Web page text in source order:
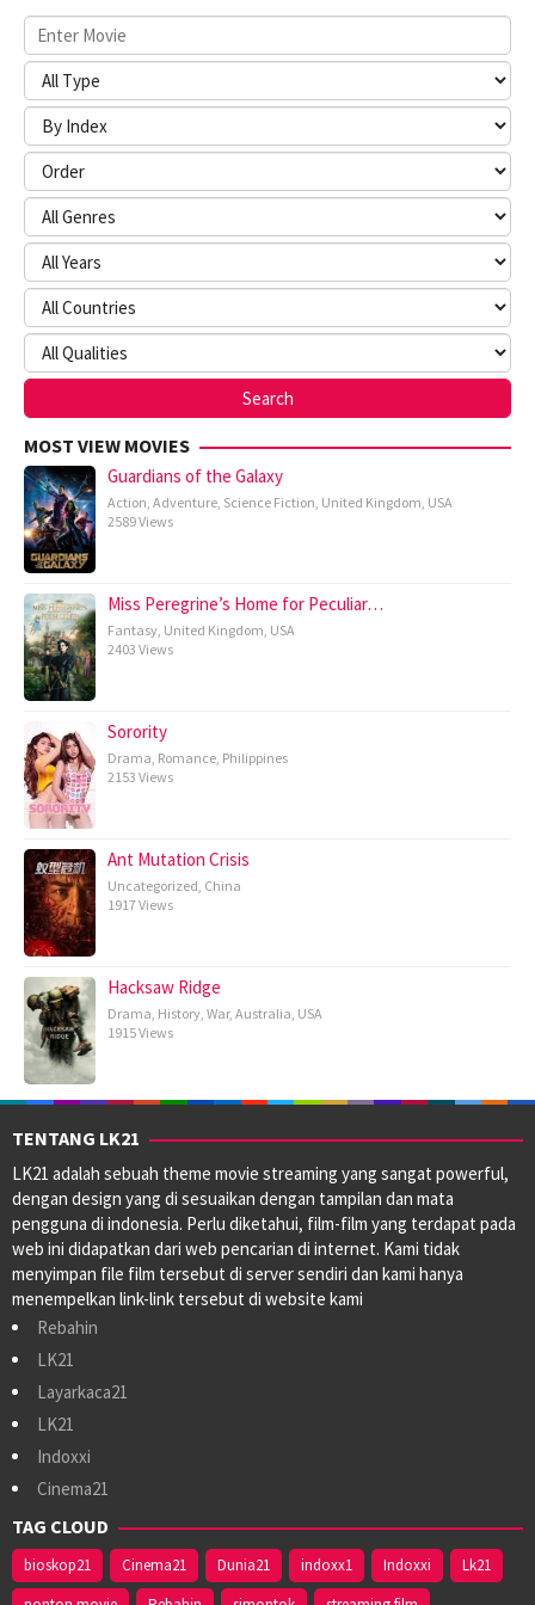
MOST VIEW MOVIES
Guardians of the Galaxy
Action, Adventure, Science Fiction, United Kingdom, USA
2589 Views
Miss Peregrine’s Home for Peculiar…
Fantasy, United Kingdom, USA
2403 Views
Sorority
Drama, Romance, Philippines
2153 Views
Ant Mutation Crisis
Uncategorized, China
1917 Views
Hacksaw Ridge
Drama, History, War, Australia, USA
1915 Views
TENTANG LK21
LK21 adalah sebuah theme movie streaming yang sangat powerful,
dengan design yang di sesuaikan dengan tampilan dan mata
pengguna di indonesia. Perlu diketahui, film-film yang terdapat pada
web ini didapatkan dari web pencarian di internet. Kami tidak
menyimpan file film tersebut di server sendiri dan kami hanya
menempelkan link-link tersebut di website kami
Rebahin
LK21
Layarkaca21
LK21
Indoxxi
Cinema21
TAG CLOUD
bioskop21 Cinema21 Dunia21 indoxx1 Indoxxi
Lk21